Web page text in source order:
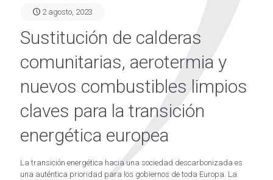
2 agosto, 2023
Sustitución de calderas
comunitarias, aerotermia y
nuevos combustibles limpios
claves para la transición
energética europea
La transición energética hacia una sociedad descarbonizada es
una auténtica prioridad para los gobiernos de toda Europa. La